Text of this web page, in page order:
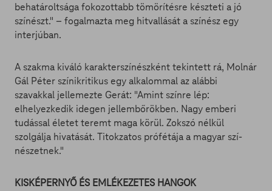
behatároltsága fokozottabb tömörítésre készteti a jó
színészt." – fogalmazta meg hitvallását a színész egy
interjúban.
A szakma kiváló karakterszínészként tekintett rá, Molnár
Gál Péter színikritikus egy alkalommal az alábbi
szavakkal jellemezte Gerát: "Amint szí­nre lép:
elhelyezkedik idegen jellembőrökben. Nagy emberi
tudással életet teremt maga körül. Zokszó nélkül
szolgálja hivatását. Titokzatos prófétája a magyar szí­
nészetnek."
KISKÉPERNYŐ ÉS EMLÉKEZETES HANGOK